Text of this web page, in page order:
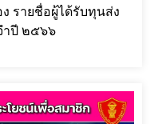
รายชื่อผู้ได้รับทุนส่ง
ำปี ๒๕๖๖